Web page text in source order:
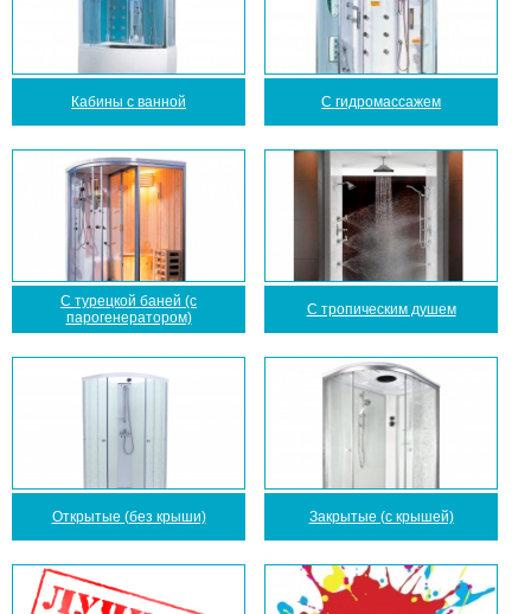
Кабины с ванной С гидромассажем
С турецкой баней (с
парогенератором)
С тропическим душем
Открытые (без крыши) Закрытые (с крышей)